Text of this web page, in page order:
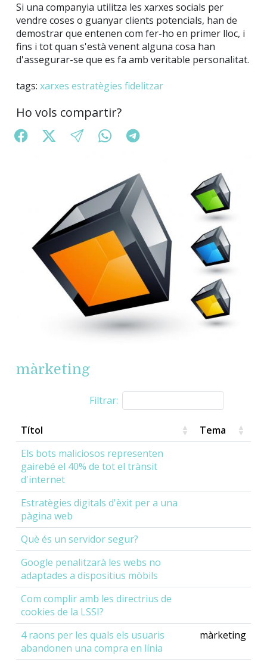
Si una companyia utilitza les xarxes socials per
vendre coses o guanyar clients potencials, han de
demostrar que entenen com fer-ho en primer lloc, i
fins i tot quan s'està venent alguna cosa han
d'assegurar-se que es fa amb veritable personalitat.
tags: xarxes estratègies fidelitzar
Ho vols compartir?
màrketing
Filtrar:
Títol
Tema
Els bots maliciosos representen
gairebé el 40% de tot el trànsit
d'internet
Estratègies digitals d'èxit per a una
pàgina web
Què és un servidor segur?
Google penalitzarà les webs no
adaptades a dispositius mòbils
Com complir amb les directrius de
cookies de la LSSI?
4 raons per les quals els usuaris
abandonen una compra en línia
màrketing